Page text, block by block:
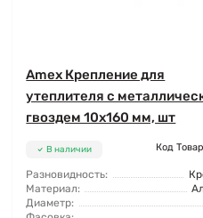
Amex Крепление для
утеплителя с
гвоздем 10x160 мм, шт
В наличии Код
Разновидность:
Материал:
Диаметр: